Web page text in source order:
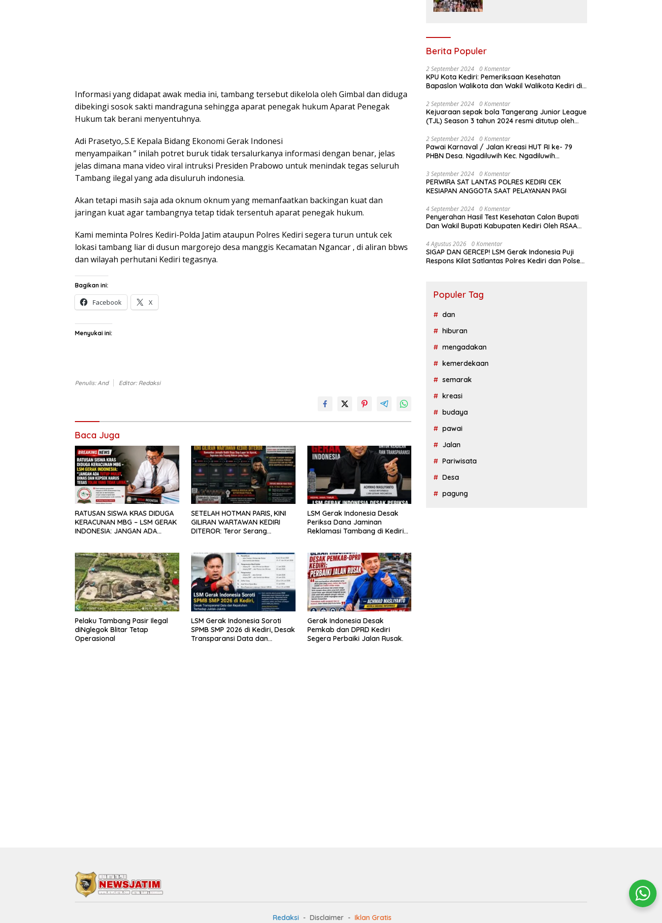
Informasi yang didapat awak media ini, tambang tersebut dikelola oleh Gimbal dan diduga
dibekingi sosok sakti mandraguna sehingga aparat penegak hukum Aparat Penegak
Hukum tak berani menyentuhnya.
Adi Prasetyo,.S.E Kepala Bidang Ekonomi Gerak Indonesi
menyampaikan ” inilah potret buruk tidak tersalurkanya informasi dengan benar, jelas
jelas dimana mana video viral intruksi Presiden Prabowo untuk menindak tegas seluruh
Tambang ilegal yang ada disuluruh indonesia.
Akan tetapi masih saja ada oknum oknum yang memanfaatkan backingan kuat dan
jaringan kuat agar tambangnya tetap tidak tersentuh aparat penegak hukum.
Kami meminta Polres Kediri-Polda Jatim ataupun Polres Kediri segera turun untuk cek
lokasi tambang liar di dusun margorejo desa manggis Kecamatan Ngancar , di aliran bbws
dan wilayah perhutani Kediri tegasnya.
Bagikan ini:
Facebook X
Menyukai ini:
Penulis: And Editor: Redaksi
Baca Juga
RATUSAN SISWA KRAS DIDUGA
KERACUNAN MBG – LSM GERAK
INDONESIA: JANGAN ADA
YANG TIDAK LAYAK
SETELAH HOTMAN PARIS, KINI
GILIRAN WARTAWAN KEDIRI
DITEROR: Teror Serang
LSM Gerak Indonesia Desak
Periksa Dana Jaminan
Reklamasi Tambang di Kediri
Pelaku Tambang Pasir Ilegal
diNglegok Blitar Tetap
Operasional
LSM Gerak Indonesia Soroti
SPMB SMP 2026 di Kediri, Desak
Transparansi Data dan
Gerak Indonesia Desak
Pemkab dan DPRD Kediri
Segera Perbaiki Jalan Rusak.
Berita Populer
2 September 2024 0 Komentar
KPU Kota Kediri: Pemeriksaan Kesehatan
Bapaslon Walikota dan Wakil Walikota Kediri di
2 September 2024 0 Komentar
Kejuaraan sepak bola Tangerang Junior League
(TJL) Season 3 tahun 2024 resmi ditutup oleh
Minggu ( 01/9/2024 )
2 September 2024 0 Komentar
Pawai Karnaval / Jalan Kreasi HUT RI ke- 79
PHBN Desa. Ngadiluwih Kec. Ngadiluwih
3 September 2024 0 Komentar
PERWIRA SAT LANTAS POLRES KEDIRI CEK
KESIAPAN ANGGOTA SAAT PELAYANAN PAGI
4 September 2024 0 Komentar
Penyerahan Hasil Test Kesehatan Calon Bupati
Dan Wakil Bupati Kabupaten Kediri Oleh RSAA
4 Agustus 2026 0 Komentar
SIGAP DAN GERCEP! LSM Gerak Indonesia Puji
Respons Kilat Satlantas Polres Kediri dan Polsek
Populer Tag
dan
hiburan
mengadakan
kemerdekaan
semarak
kreasi
budaya
pawai
Jalan
Pariwisata
Desa
pagung
Redaksi Disclaimer Iklan Gratis